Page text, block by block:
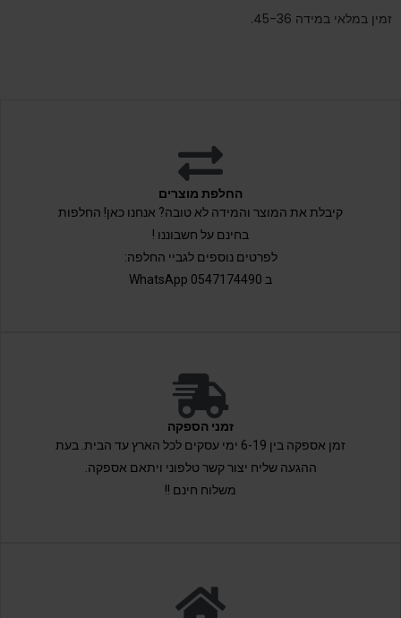
זמין במלאי במידה 45-36.
החלפת מוצרים
קיבלת את המוצר והמידה לא טובה? אנחנו כאן! החלפות
בחינם על חשבוננו !
לפרטים נוספים לגביי החלפה:
ב 0547174490 WhatsApp
זמני הספקה
זמן אספקה בין 6-19 ימי עסקים לכל הארץ עד הבית. בעת
ההגעה שליח יצור קשר טלפוני ויתאם אספקה.
משלוח חינם !!